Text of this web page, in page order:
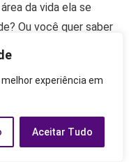
experiência em
Aceitar Tudo
da vida ela se
Ou você quer saber
algumas dicas?
consultado sobre